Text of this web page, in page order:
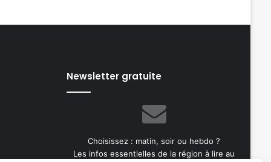
Newsletter gratuite
Choisissez : matin, soir ou hebdo ?
Les infos essentielles de la région à lire au